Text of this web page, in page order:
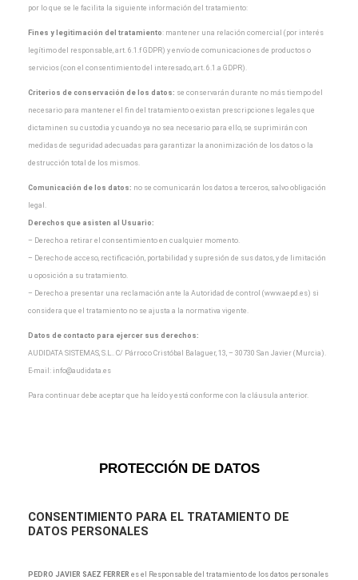
por lo que se le facilita la siguiente información del tratamiento:
Fines y legitimación del tratamiento : mantener una relación comercial (por interés
legítimo del responsable, art. 6.1.f GDPR) y envío de comunicaciones de productos o
servicios (con el consentimiento del interesado, art. 6.1.a GDPR).
Criterios de conservación de los datos: se conservarán durante no más tiempo del
necesario para mantener el fin del tratamiento o existan prescripciones legales que
dictaminen su custodia y cuando ya no sea necesario para ello, se suprimirán con
medidas de seguridad adecuadas para garantizar la anonimización de los datos o la
destrucción total de los mismos.
Comunicación de los datos: no se comunicarán los datos a terceros, salvo obligación
legal.
Derechos que asisten al Usuario:
– Derecho a retirar el consentimiento en cualquier momento.
– Derecho de acceso, rectificación, portabilidad y supresión de sus datos, y de limitación
u oposición a su tratamiento.
– Derecho a presentar una reclamación ante la Autoridad de control (www.aepd.es) si
considera que el tratamiento no se ajusta a la normativa vigente.
Datos de contacto para ejercer sus derechos:
AUDIDATA SISTEMAS, S.L.. C/ Párroco Cristóbal Balaguer, 13, – 30730 San Javier (Murcia).
E-mail: info@audidata.es
Para continuar debe aceptar que ha leído y está conforme con la cláusula anterior.
PROTECCIÓN DE DATOS
CONSENTIMIENTO PARA EL TRATAMIENTO DE
DATOS PERSONALES
PEDRO JAVIER SAEZ FERRER es el Responsable del tratamiento de los datos personales